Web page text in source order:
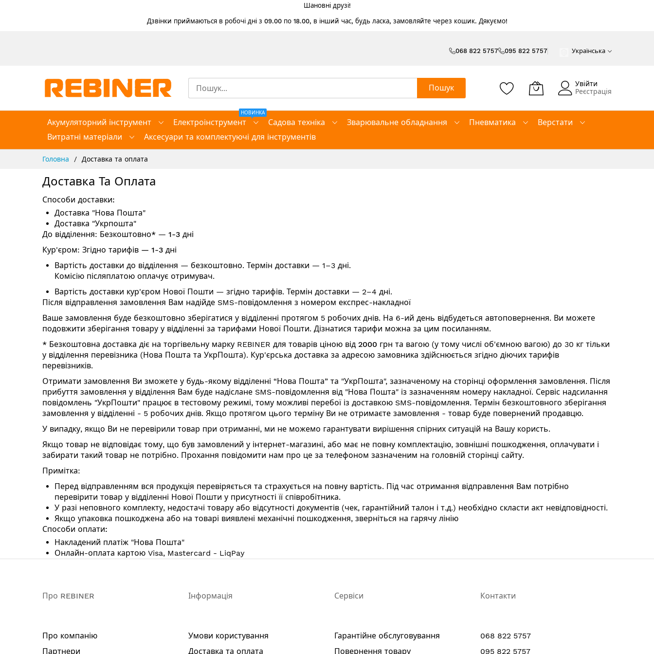
Шановні друзі!
Дзвінки приймаються в робочі дні з 09.00 по 18.00, в інший час, будь ласка, замовляйте через кошик. Дякуємо!
068 822 5757 095 822 5757 Українська
Пошук
Увійти
Реєстрація
Акумуляторний інструмент Електроінструмент
НОВИНКА
Садова техніка Зварювальне обладнання Пневматика
Верстати
Витратні матеріали
Аксесуари та комплектуючі для інструментів
Головна Доставка та оплата
Доставка Та Оплата
Способи доставки:
Доставка "Нова Пошта"
Доставка "Укрпошта"
До відділення: Безкоштовно* — 1-3 дні
Кур'єром: Згідно тарифів — 1-3 дні
Вартість доставки до відділення — безкоштовно. Термін доставки — 1–3 дні.
Комісію післяплатою оплачує отримувач.
Вартість доставки кур'єром Нової Пошти — згідно тарифів. Термін доставки — 2–4 дні.
Після відправлення замовлення Вам надійде SMS-повідомлення з номером експрес-накладної
Ваше замовлення буде безкоштовно зберігатися у відділенні протягом 5 робочих днів. На 6-ий день відбудеться автоповернення. Ви можете
подовжити зберігання товару у відділенні за тарифами Нової Пошти. Дізнатися тарифи можна за цим посиланням.
* Безкоштовна доставка діє на торгівельну марку REBINER для товарів ціною від 2000 грн та вагою (у тому числі об'ємною вагою) до 30 кг тільки
у відділення перевізника (Нова Пошта та УкрПошта). Кур'єрська доставка за адресою замовника здійснюється згідно діючих тарифів
перевізників.
Отримати замовлення Ви зможете у будь-якому відділенні “Нова Пошта” та "УкрПошта", зазначеному на сторінці оформлення замовлення. Після
прибуття замовлення у відділення Вам буде надіслане SMS-повідомлення від "Нова Пошта" із зазначенням номеру накладної. Сервіс надсилання
повідомлень "УкрПошти" працює в тестовому режимі, тому можливі перебої із доставкою SMS-повідомлення. Термін безкоштовного зберігання
замовлення у відділенні - 5 робочих днів. Якщо протягом цього терміну Ви не отримаєте замовлення - товар буде повернений продавцю.
У випадку, якщо Ви не перевірили товар при отриманні, ми не можемо гарантувати вирішення спірних ситуацій на Вашу користь.
Якщо товар не відповідає тому, що був замовлений у інтернет-магазині, або має не повну комплектацію, зовнішні пошкодження, оплачувати і
забирати такий товар не потрібно. Прохання повідомити нам про це за телефоном зазначеним на головній сторінці сайту.
Примітка:
Перед відправленням вся продукція перевіряється та страхується на повну вартість. Під час отримання відправлення Вам потрібно
перевірити товар у відділенні Нової Пошти у присутності її співробітника.
У разі неповного комплекту, недостачі товару або відсутності документів (чек, гарантійний талон і т.д.) необхідно скласти акт невідповідності.
Якщо упаковка пошкоджена або на товарі виявлені механічні пошкодження, зверніться на гарячу лінію
Способи оплати:
Накладений платіж "Нова Пошта"
Онлайн-оплата картою Visa, Mastercard - LiqPay
Про REBINER
Про компанію
Партнери
Інформація
Умови користування
Доставка та оплата
Сервіси
Гарантійне обслуговування
Повернення товару
Контакти
068 822 5757
095 822 5757